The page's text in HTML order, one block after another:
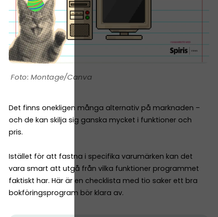
Montage/Canva
Det finns onekligen många alternativ på marknaden –
och de kan skilja sig ganska mycket i funktioner och
pris.
Istället för att fastna i specifika varumärken kan det
vara smart att utgå från vilka funktioner programmet
faktiskt har. Här är en checklista med tio saker ett bra
bokföringsprogram bör klara av.